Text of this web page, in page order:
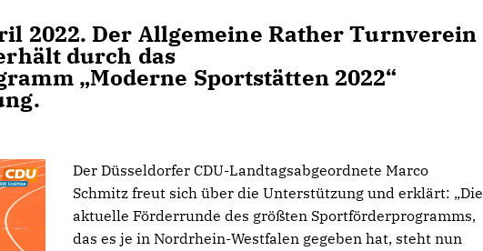
2022. Der Allgemeine Rather Turnverein
durch das
„Moderne Sportstätten 2022“
Der Düsseldorfer CDU-Landtagsabgeordnete Marco
Schmitz freut sich über die Unterstützung und erklärt: „Die
aktuelle Förderrunde des größten Sportförderprogramms,
das es je in Nordrhein-Westfalen gegeben hat, steht nun